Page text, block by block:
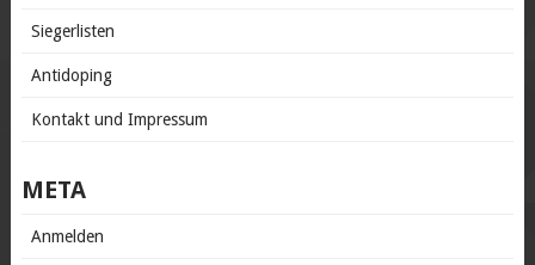
Siegerlisten
Antidoping
Kontakt und Impressum
META
Anmelden